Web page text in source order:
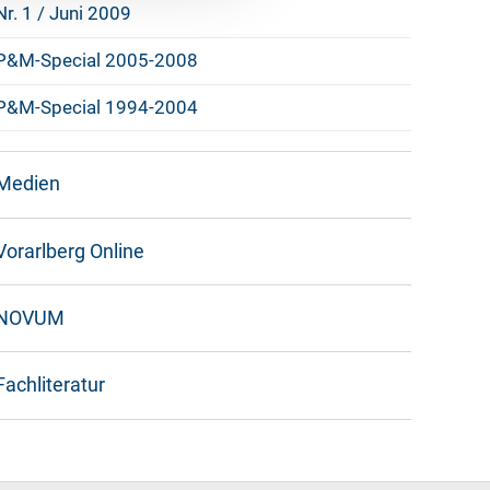
1 / Juni 2009
Special 2005-2008
Special 1994-2004
Online